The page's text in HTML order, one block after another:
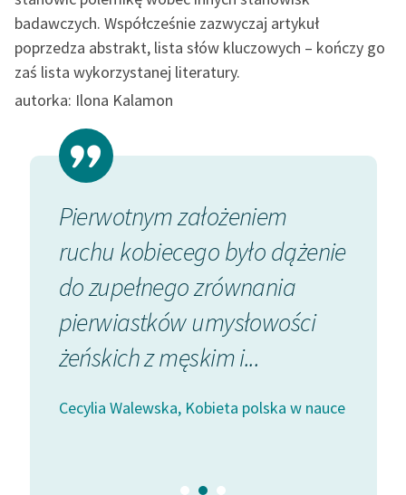
Kolekcje edukacyjne
twórców przechodzących
do domeny publicznej,
lektur szkolnych oraz
Starego Testamentu
Odkurzamy bohaterów
Szkoła Poezji Wolnych
Zasady wykorzystania
badawczych. Współcześnie zazwyczaj artykuł
poprzedza abstrakt, lista słów kluczowych – kończy go
zaś lista wykorzystanej literatury.
autorka: Ilona Kalamon
Pierwotnym założeniem
ruchu kobiecego było dążenie
do zupełnego zrównania
pierwiastków umysłowości
żeńskich z męskim i...
Cecylia Walewska, Kobieta polska w nauce